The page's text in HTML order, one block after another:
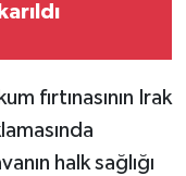
fırtınasının Irak
halk sağlığı